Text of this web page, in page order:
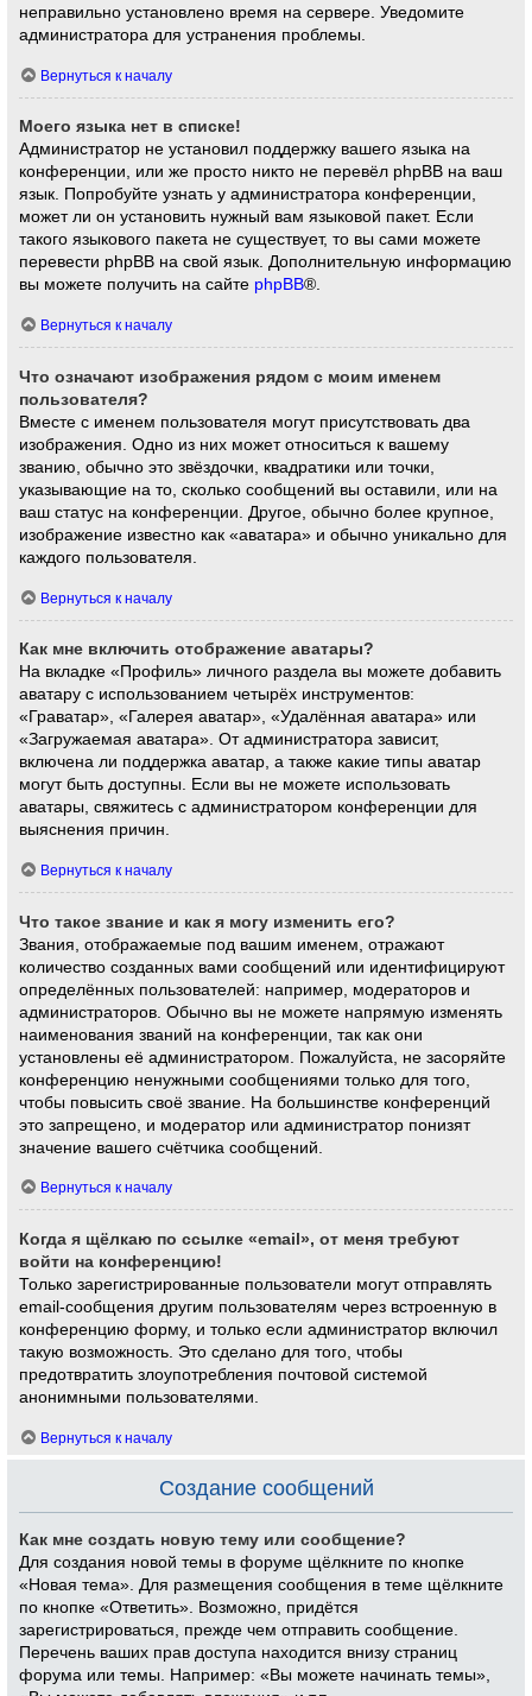
неправильно установлено время на сервере. Уведомите
администратора для устранения проблемы.
Вернуться к началу
Моего языка нет в списке!
Администратор не установил поддержку вашего языка на
конференции, или же просто никто не перевёл phpBB на ваш
язык. Попробуйте узнать у администратора конференции,
может ли он установить нужный вам языковой пакет. Если
такого языкового пакета не существует, то вы сами можете
перевести phpBB на свой язык. Дополнительную информацию
вы можете получить на сайте phpBB®.
Вернуться к началу
Что означают изображения рядом с моим именем
пользователя?
Вместе с именем пользователя могут присутствовать два
изображения. Одно из них может относиться к вашему
званию, обычно это звёздочки, квадратики или точки,
указывающие на то, сколько сообщений вы оставили, или на
ваш статус на конференции. Другое, обычно более крупное,
изображение известно как «аватара» и обычно уникально для
каждого пользователя.
Вернуться к началу
Как мне включить отображение аватары?
На вкладке «Профиль» личного раздела вы можете добавить
аватару с использованием четырёх инструментов:
«Граватар», «Галерея аватар», «Удалённая аватара» или
«Загружаемая аватара». От администратора зависит,
включена ли поддержка аватар, а также какие типы аватар
могут быть доступны. Если вы не можете использовать
аватары, свяжитесь с администратором конференции для
выяснения причин.
Вернуться к началу
Что такое звание и как я могу изменить его?
Звания, отображаемые под вашим именем, отражают
количество созданных вами сообщений или идентифицируют
определённых пользователей: например, модераторов и
администраторов. Обычно вы не можете напрямую изменять
наименования званий на конференции, так как они
установлены её администратором. Пожалуйста, не засоряйте
конференцию ненужными сообщениями только для того,
чтобы повысить своё звание. На большинстве конференций
это запрещено, и модератор или администратор понизят
значение вашего счётчика сообщений.
Вернуться к началу
Когда я щёлкаю по ссылке «email», от меня требуют
войти на конференцию!
Только зарегистрированные пользователи могут отправлять
email-сообщения другим пользователям через встроенную в
конференцию форму, и только если администратор включил
такую возможность. Это сделано для того, чтобы
предотвратить злоупотребления почтовой системой
анонимными пользователями.
Вернуться к началу
Создание сообщений
Как мне создать новую тему или сообщение?
Для создания новой темы в форуме щёлкните по кнопке
«Новая тема». Для размещения сообщения в теме щёлкните
по кнопке «Ответить». Возможно, придётся
зарегистрироваться, прежде чем отправить сообщение.
Перечень ваших прав доступа находится внизу страниц
форума или темы. Например: «Вы можете начинать темы»,